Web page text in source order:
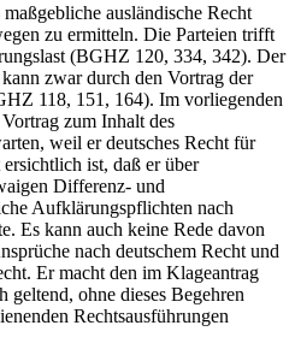
ausländische Recht
zu ermitteln. Die Parteien trifft
(BGHZ 120, 334, 342). Der
zwar durch den Vortrag der
118, 151, 164). Im vorliegenden
zum Inhalt des
weil er deutsches Recht für
ist, daß er über
Differenz- und
Aufklärungspflichten nach
Es kann auch keine Rede davon
nach deutschem Recht und
Er macht den im Klageantrag
geltend, ohne dieses Begehren
Rechtsausführungen